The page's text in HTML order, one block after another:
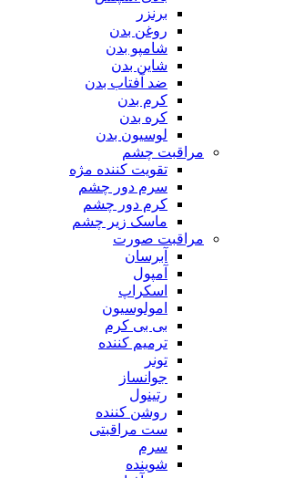
برنزر
روغن بدن
شامپو بدن
شاین بدن
ضد آفتاب بدن
کرم بدن
کره بدن
لوسیون بدن
مراقبت چشم
تقویت کننده مژه
سرم دور چشم
کرم دور چشم
ماسک زیر چشم
مراقبت صورت
آبرسان
آمپول
اسکراپ
امولوسیون
بی بی کرم
ترمیم کننده
تونر
جوانساز
رتینول
روشن کننده
ست مراقبتی
سرم
شوینده